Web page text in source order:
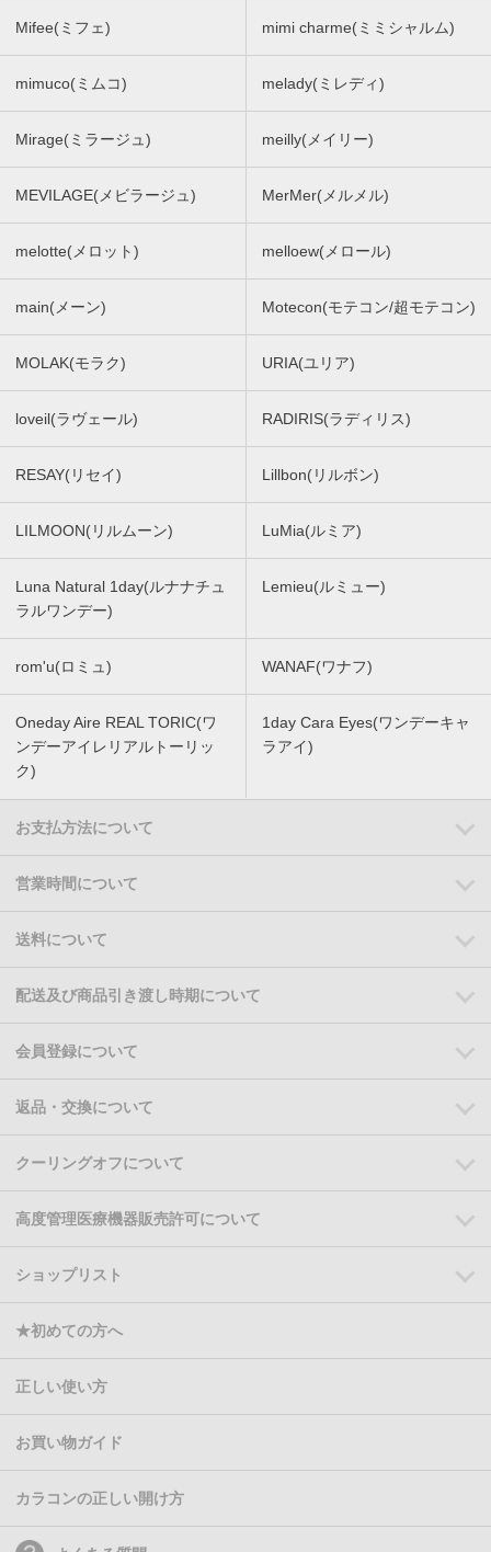
Mifee(ミフェ) mimi charme(ミミシャルム)
mimuco(ミムコ) melady(ミレディ)
Mirage(ミラージュ) meilly(メイリー)
MEVILAGE(メビラージュ) MerMer(メルメル)
melotte(メロット) melloew(メロール)
main(メーン) Motecon(モテコン/超モテコン)
MOLAK(モラク) URIA(ユリア)
loveil(ラヴェール) RADIRIS(ラディリス)
RESAY(リセイ) Lillbon(リルボン)
LILMOON(リルムーン) LuMia(ルミア)
Luna Natural 1day(ルナナチュ
ラルワンデー)
Lemieu(ルミュー)
rom'u(ロミュ) WANAF(ワナフ)
Oneday Aire REAL TORIC(ワ
ンデーアイレリアルトーリッ
ク)
1day Cara Eyes(ワンデーキャ
ラアイ)
お支払方法について
営業時間について
送料について
配送及び商品引き渡し時期について
会員登録について
返品・交換について
クーリングオフについて
高度管理医療機器販売許可について
ショップリスト
★初めての方へ
正しい使い方
お買い物ガイド
カラコンの正しい開け方